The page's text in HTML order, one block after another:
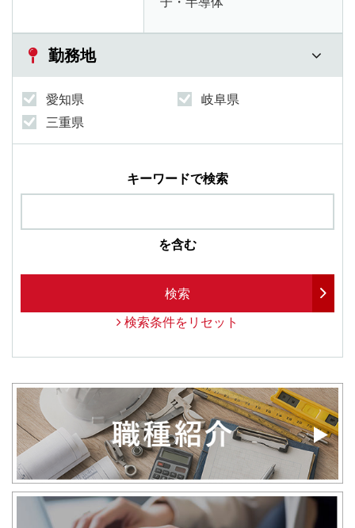
勤務地
愛知県
岐阜県
三重県
キーワードで検索
を含む
検索
検索条件をリセット